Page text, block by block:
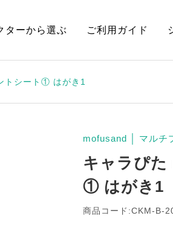
ターから選ぶ ご利用ガイド
トシート① はがき1
mofusand マルチ
キャラぴ
① はがき1
商品コード:CKM-B-